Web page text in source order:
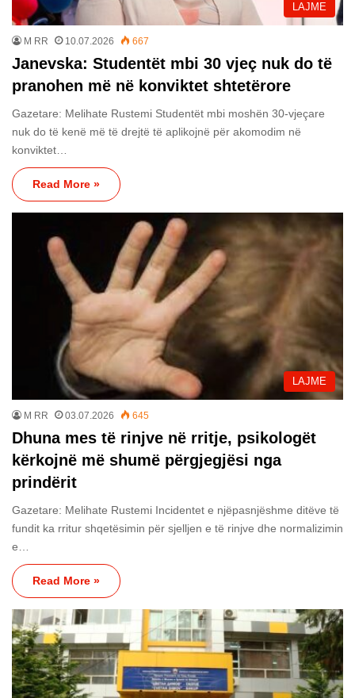
LAJME
M RR 10.07.2026 667
Janevska: Studentët mbi 30 vjeç nuk do të
pranohen më në konviktet shtetërore
Gazetare: Melihate Rustemi Studentët mbi moshën 30-vjeçare
nuk do të kenë më të drejtë të aplikojnë për akomodim në
konviktet…
Read More »
LAJME
M RR 03.07.2026 645
Dhuna mes të rinjve në rritje, psikologët
kërkojnë më shumë përgjegjësi nga
prindërit
Gazetare: Melihate Rustemi Incidentet e njëpasnjëshme ditëve të
fundit ka rritur shqetësimin për sjelljen e të rinjve dhe normalizimin
e…
Read More »